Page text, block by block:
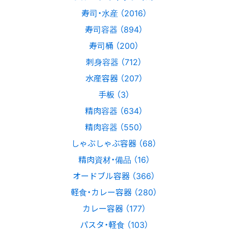
寿司・水産 （2016）
寿司容器 （894）
寿司桶 （200）
刺身容器 （712）
水産容器 （207）
手板 （3）
精肉容器 （634）
精肉容器 （550）
しゃぶしゃぶ容器 （68）
精肉資材・備品 （16）
オードブル容器 （366）
軽食・カレー容器 （280）
カレー容器 （177）
パスタ・軽食 （103）